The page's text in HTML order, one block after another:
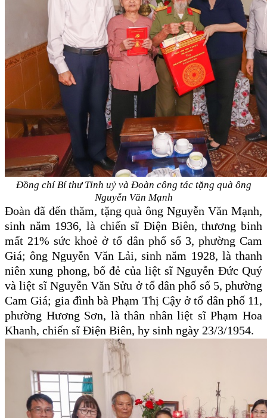
Đồng chí Bí thư Tỉnh uỷ và Đoàn công tác tặng quà ông
Nguyễn Văn Mạnh
Đoàn đã đến thăm, tặng quà ông Nguyễn Văn Mạnh,
sinh năm 1936, là chiến sĩ Điện Biên, thương binh
mất 21% sức khoẻ ở tổ dân phố số 3, phường Cam
Giá; ông Nguyễn Văn Lải, sinh năm 1928, là thanh
niên xung phong, bố đẻ của liệt sĩ Nguyễn Đức Quý
và liệt sĩ Nguyễn Văn Sửu ở tổ dân phố số 5, phường
Cam Giá; gia đình bà Phạm Thị Cậy ở tổ dân phố 11,
phường Hương Sơn, là thân nhân liệt sĩ Phạm Hoa
Khanh, chiến sĩ Điện Biên, hy sinh ngày 23/3/1954.